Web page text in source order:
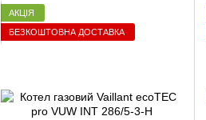
АКЦІЯ
БЕЗКОШТОВНА ДОСТАВКА